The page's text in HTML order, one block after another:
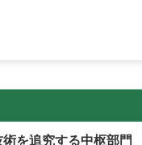
を追究する中枢部門